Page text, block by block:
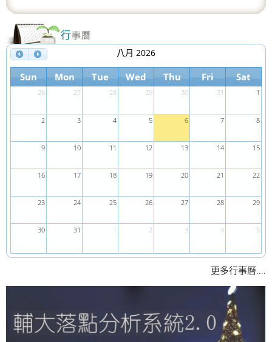
八月 2026
Sun Mon Tue Wed Thu Fri Sat
26 27 28 29 30 31 1
2 3 4 5 6 7 8
9 10 11 12 13 14 15
16 17 18 19 20 21 22
23 24 25 26 27 28 29
30 31 1 2 3 4 5
更多行事曆....